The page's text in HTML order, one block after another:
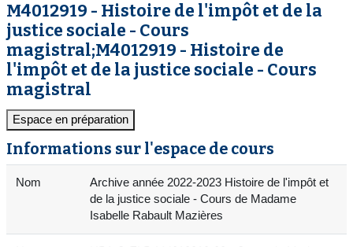
M4012919 - Histoire de l'impôt et de la
justice sociale - Cours
magistral;M4012919 - Histoire de
l'impôt et de la justice sociale - Cours
magistral
Espace en préparation
Informations sur l'espace de cours
Nom
Archive année 2022-2023 Histoire de l'impôt et
de la justice sociale - Cours de Madame
Isabelle Rabault Mazières